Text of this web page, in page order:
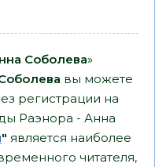
Соболева»
вы можете
регистрации на
Раэнора - Анна
" является наиболее
читателя,